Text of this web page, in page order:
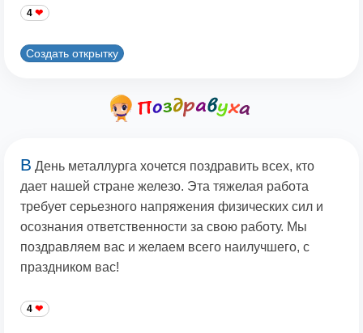
4
Создать открытку
В День металлурга хочется поздравить всех, кто
дает нашей стране железо. Эта тяжелая работа
требует серьезного напряжения физических сил и
осознания ответственности за свою работу. Мы
поздравляем вас и желаем всего наилучшего, с
праздником вас!
4